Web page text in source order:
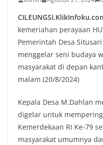
kemeriahan perayaan
Pemerintah Desa
menggelar seni budaya
masyarakat di depan
malam (20/8/2024)
Kepala Desa M.Dahlan
digelar untuk
Kemerdekaan RI Ke-79
masyarakat umumnya